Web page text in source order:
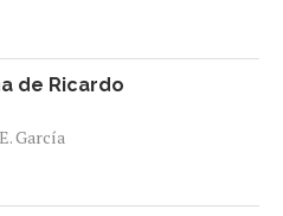
de Ricardo
García